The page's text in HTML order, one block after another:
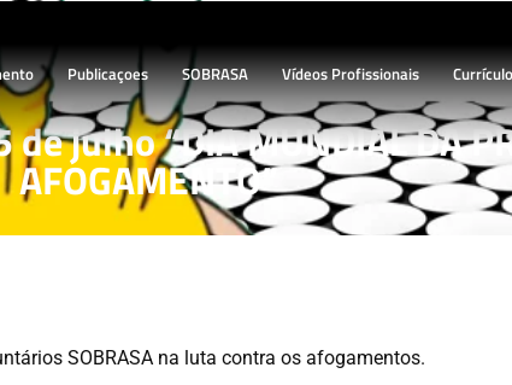
Publicaçoes SOBRASA Vídeos Profissionais
julho “DIA MUNDIAL DA
AFOGAMENTO”
SOBRASA na luta contra os afogamentos.